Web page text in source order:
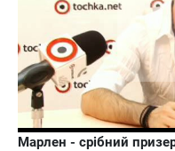
Марлен - срібний